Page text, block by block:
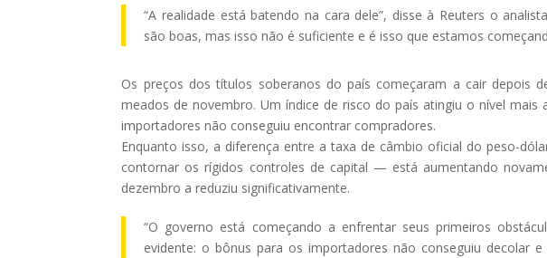
“A realidade está batendo na cara dele”, disse à Reuters o
são boas, mas isso não é suficiente e é isso que estamos
Os preços dos títulos soberanos do país começaram a cair depois
meados de novembro. Um índice de risco do país atingiu o nível
importadores não conseguiu encontrar compradores.
Enquanto isso, a diferença entre a taxa de câmbio oficial do peso-
contornar os rígidos controles de capital — está aumentando
dezembro a reduziu significativamente.
“O governo está começando a enfrentar seus primeiros
evidente: o bônus para os importadores não conseguiu decolar